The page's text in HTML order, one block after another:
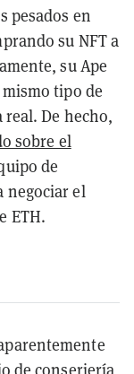
pesados en
su NFT a
su Ape
tipo de
De hecho,
sobre el
de
negociar el
ETH.
de conserjería